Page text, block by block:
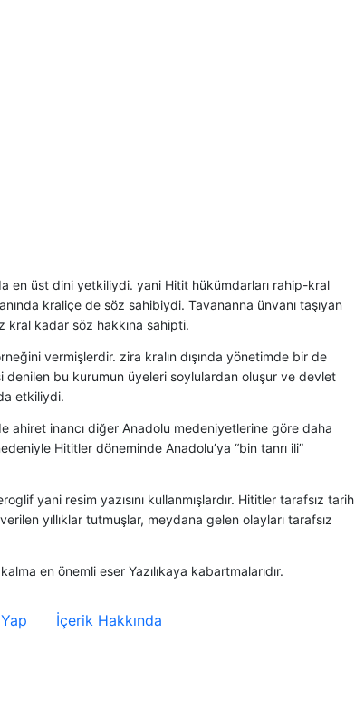
en üst dini yetkiliydi. yani Hitit hükümdarları rahip-kral
kraliçe de söz sahibiydi. Tavananna ünvanı taşıyan
kadar söz hakkına sahipti.
vermişlerdir. zira kralın dışında yönetimde bir de
denilen bu kurumun üyeleri soylulardan oluşur ve devlet
etkiliydi.
ahiret inancı diğer Anadolu medeniyetlerine göre daha
Hititler döneminde Anadolu’ya “bin tanrı ili”
yani resim yazısını kullanmışlardır. Hititler tarafsız tarih
verilen yıllıklar tutmuşlar, meydana gelen olayları tarafsız
en önemli eser Yazılıkaya kabartmalarıdır.
İçerik Hakkında